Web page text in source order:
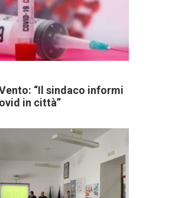
“Il sindaco informi
in città”